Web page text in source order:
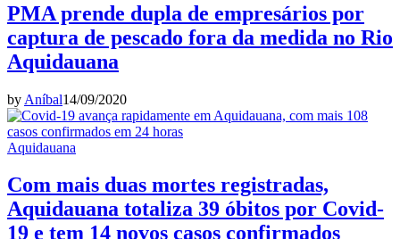
PMA prende dupla de empresários por
captura de pescado fora da medida no Rio
Aquidauana
by Aníbal14/09/2020
Aquidauana
Com mais duas mortes registradas,
Aquidauana totaliza 39 óbitos por Covid-
19 e tem 14 novos casos confirmados